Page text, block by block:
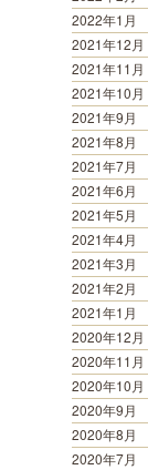
2022年1月
2021年12月
2021年11月
2021年10月
2021年9月
2021年8月
2021年7月
2021年6月
2021年5月
2021年4月
2021年3月
2021年2月
2021年1月
2020年12月
2020年11月
2020年10月
2020年9月
2020年8月
2020年7月